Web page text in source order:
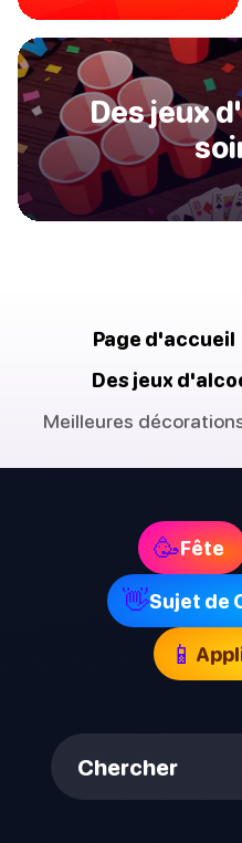
Des jeux
Page d'accueil
Des jeux
Meilleures
🥳Fête
👋Sujet de
📱
Chercher